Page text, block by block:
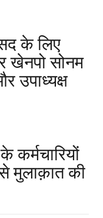
के लिए
खेनपो सोनम
उपाध्यक्ष
कर्मचारियों
मुलाक़ात की